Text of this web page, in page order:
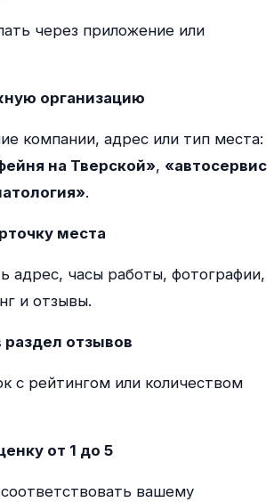
через приложение или
организацию
компании, адрес или тип места:
на Тверской», «автосервис
.
места
адрес, часы работы, фотографии,
и отзывы.
отзывов
с рейтингом или количеством
от 1 до 5
вашему